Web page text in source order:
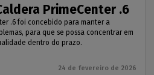
PrimeCenter .6
.6 foi concebido para manter a
para que se possa concentrar em
dentro do prazo.
24 de fevereiro de 2026